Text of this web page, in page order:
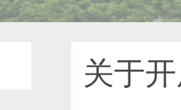
关于